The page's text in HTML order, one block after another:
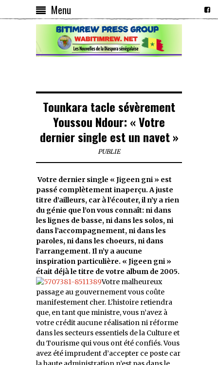
Menu
Tounkara tacle sévèrement
Youssou Ndour: « Votre
dernier single est un navet »
PUBLIE
Votre dernier single « Jigeen gni » est
passé complètement inaperçu. A juste
titre d’ailleurs, car à l’écouter, il n’y a rien
du génie que l’on vous connaît: ni dans
les lignes de basse, ni dans les solos, ni
dans l’accompagnement, ni dans les
paroles, ni dans les choeurs, ni dans
l’arrangement. Il n’y a aucune
inspiration particulière. « Jigeen gni »
était déjà le titre de votre album de 2005.
Votre malheureux
passage au gouvernement vous coûte
manifestement cher. L’histoire retiendra
que, en tant que ministre, vous n’avez à
votre crédit aucune réalisation ni réforme
dans les secteurs essentiels de la Culture et
du Tourisme qui vous ont été confiés. Vous
avez été imprudent d’accepter ce poste car